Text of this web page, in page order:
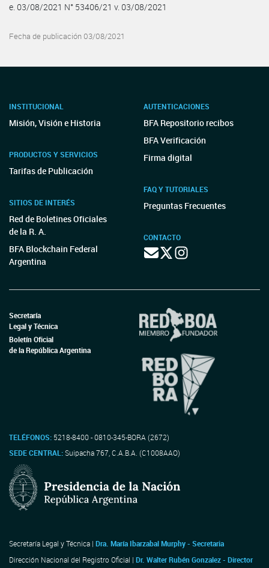
e. 03/08/2021 N° 53406/21 v. 03/08/2021
Fecha de publicación 03/08/2021
INSTITUCIONAL
Misión, Visión e Historia
PRODUCTOS Y SERVICIOS
Tarifas de Publicación
SITIOS DE INTERÉS
Red de Boletines Oficiales
de la R. A.
BFA Blockchain Federal
Argentina
AUTENTICACIONES
BFA Repositorio recibos
BFA Verificación
Firma digital
FAQ Y TUTORIALES
Preguntas Frecuentes
CONTACTO
Secretaría
Legal y Técnica
Boletín Oficial
de la República Argentina
TELÉFONOS: 5218-8400 - 0810-345-BORA (2672)
SEDE CENTRAL:Suipacha 767, C.A.B.A. (C1008AAO)
Secretaría Legal y Técnica | Dra. María Ibarzabal Murphy - Secretaria
Dirección Nacional del Registro Oficial | Dr. Walter Rubén Gonzalez - Director